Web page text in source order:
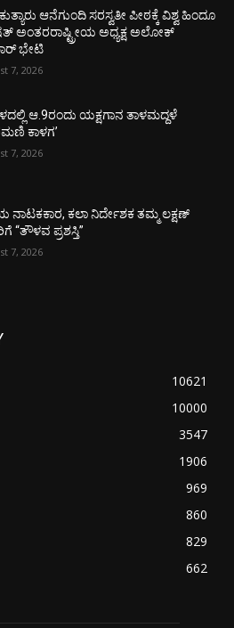
ಆನೆಗುಂದಿ ಸರಸ್ವತೀ ಪೀಠಕ್ಕೆ ವಿಶ್ವ ಹಿಂದೂ
ಅಂತರರಾಷ್ಟ್ರೀಯ ಅಧ್ಯಕ್ಷ ಅಲೋಕ್
ಭೇಟಿ
7, 2026
ಆ.9ರಂದು ಯಕ್ಷಗಾನ ತಾಳಮದ್ದಳೆ
ಕಾಳಗ’
7, 2026
ಕಲಾ ನಿರ್ದೇಶಕ ತಮ್ಮ ಲಕ್ಷಣ್
“ತೌಳವ ಪ್ರಶಸ್ತಿ”
7, 2026
10621
10000
3547
1906
969
860
829
662